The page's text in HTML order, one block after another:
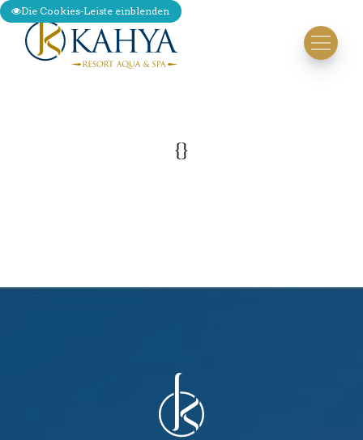
{}
Die Cookies-Leiste einblenden